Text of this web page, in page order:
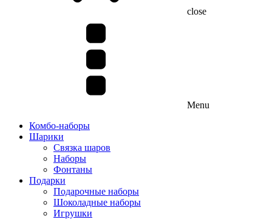
close
Menu
Комбо-наборы
Шарики
Связка шаров
Наборы
Фонтаны
Подарки
Подарочные наборы
Шоколадные наборы
Игрушки